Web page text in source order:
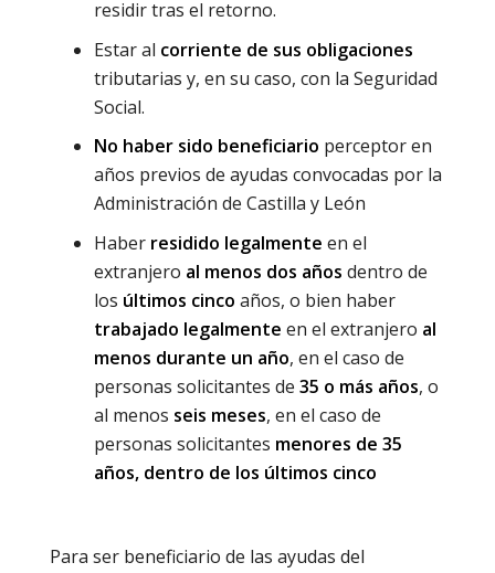
residir tras el retorno.
Estar al corriente de sus obligaciones
tributarias y, en su caso, con la Seguridad
Social.
No haber sido beneficiario perceptor en
años previos de ayudas convocadas por la
Administración de Castilla y León
Haber residido legalmente en el
extranjero al menos dos años dentro de
los últimos cinco años, o bien haber
trabajado legalmente en el extranjero al
menos durante un año, en el caso de
personas solicitantes de 35 o más años, o
al menos seis meses, en el caso de
personas solicitantes menores de 35
años, dentro de los últimos cinco
Para ser beneficiario de las ayudas del